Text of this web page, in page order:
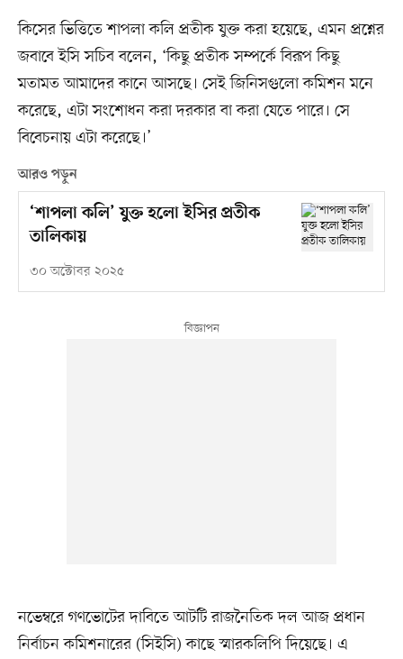
কিসের ভিত্তিতে শাপলা কলি প্রতীক যুক্ত করা হয়েছে, এমন প্রশ্নের
জবাবে ইসি সচিব বলেন, ‘কিছু প্রতীক সম্পর্কে বিরূপ কিছু
মতামত আমাদের কানে আসছে। সেই জিনিসগুলো কমিশন মনে
করেছে, এটা সংশোধন করা দরকার বা করা যেতে পারে। সে
বিবেচনায় এটা করেছে।’
আরও পড়ুন
‘শাপলা কলি’ যুক্ত হলো ইসির প্রতীক
তালিকায়
৩০ অক্টোবর ২০২৫
নভেম্বরে গণভোটের দাবিতে আটটি রাজনৈতিক দল আজ প্রধান
নির্বাচন কমিশনারের (সিইসি) কাছে স্মারকলিপি দিয়েছে। এ